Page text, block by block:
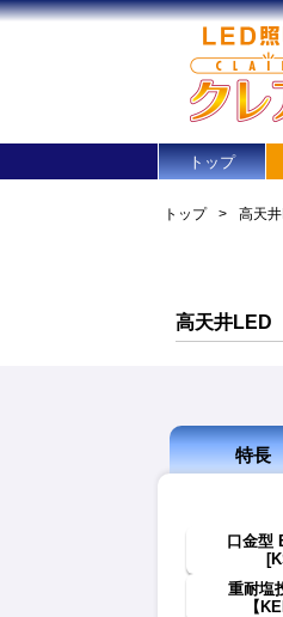
トップ
トップ > 高天
高天井LED
特長
口金型
重耐塩
【